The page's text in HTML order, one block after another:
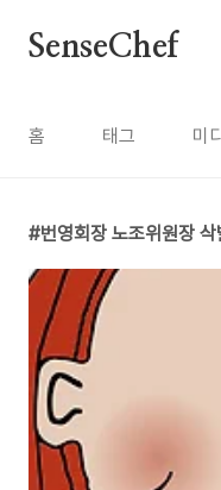
SenseChef
홈 태그 미
번영회장 노조위원장 삭